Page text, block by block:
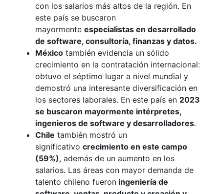
con los salarios más altos de la región. En
este país se buscaron
mayormenteespecialistas en desarrollado
de software, consultoría, finanzas y datos.
México también evidencia un sólido
crecimiento en la contratación internacional:
obtuvo el séptimo lugar a nivel mundial y
demostró una interesante diversificación en
los sectores laborales. En este país en 2023
se buscaron mayormente intérpretes,
ingenieros de software y desarrolladores.
Chile también mostró un
significativocrecimiento en este campo
(59%), además de un aumento en los
salarios. Las áreas con mayor demanda de
talento chileno fueron ingeniería de